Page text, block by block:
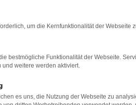
um die Kernfunktionalität der Webseite
bestmögliche Funktionalität der Webseite.
und weitere werden aktiviert.
es uns, die Nutzung der Webseite zu